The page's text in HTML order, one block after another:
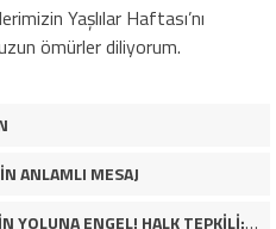
Yaşlılar Haftası’nı
ömürler diliyorum.
ANLAMLI MESAJ
YETER ARTIK FERHAT İLE ŞİRİN’İN YOLUNA ENGEL! HALK TEPKİLİ: “YOLU KAPATMAK ÇÖZÜM DEĞİL, GÖREVİNİ YAP!”